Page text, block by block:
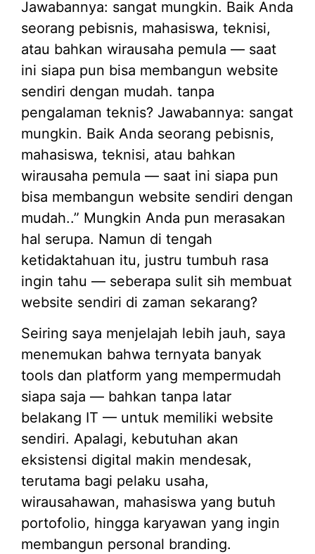
Jawabannya: sangat mungkin. Baik Anda
seorang pebisnis, mahasiswa, teknisi,
atau bahkan wirausaha pemula — saat
ini siapa pun bisa membangun website
sendiri dengan mudah. tanpa
pengalaman teknis? Jawabannya: sangat
mungkin. Baik Anda seorang pebisnis,
mahasiswa, teknisi, atau bahkan
wirausaha pemula — saat ini siapa pun
bisa membangun website sendiri dengan
mudah..” Mungkin Anda pun merasakan
hal serupa. Namun di tengah
ketidaktahuan itu, justru tumbuh rasa
ingin tahu — seberapa sulit sih membuat
website sendiri di zaman sekarang?
Seiring saya menjelajah lebih jauh, saya
menemukan bahwa ternyata banyak
tools dan platform yang mempermudah
siapa saja — bahkan tanpa latar
belakang IT — untuk memiliki website
sendiri. Apalagi, kebutuhan akan
eksistensi digital makin mendesak,
terutama bagi pelaku usaha,
wirausahawan, mahasiswa yang butuh
portofolio, hingga karyawan yang ingin
membangun personal branding.